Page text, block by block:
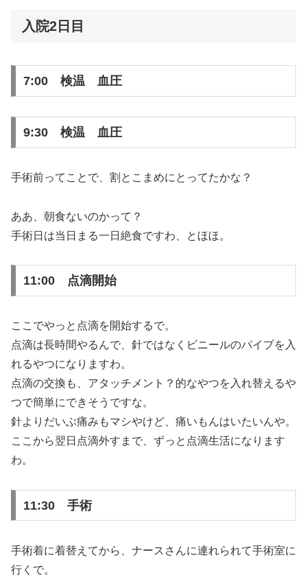
入院2日目
7:00 検温 血圧
9:30 検温 血圧
手術前ってことで、割とこまめにとってたかな？
ああ、朝食ないのかって？
手術日は当日まる一日絶食ですわ、とほほ。
11:00 点滴開始
ここでやっと点滴を開始するで。
点滴は長時間やるんで、針ではなくビニールのパイプを入
れるやつになりますわ。
点滴の交換も、アタッチメント？的なやつを入れ替えるや
つで簡単にできそうですな。
針よりだいぶ痛みもマシやけど、痛いもんはいたいんや。
ここから翌日点滴外すまで、ずっと点滴生活になります
わ。
11:30 手術
手術着に着替えてから、ナースさんに連れられて手術室に
行くで。